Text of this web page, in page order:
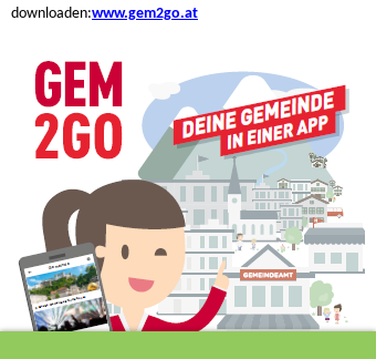
downloaden:www.gem2go.at